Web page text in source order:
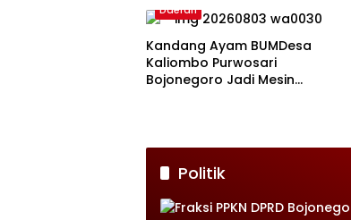
Daerah
Kandang Ayam BUMDesa
Kaliombo Purwosari
Bojonegoro Jadi Mesin
Politik